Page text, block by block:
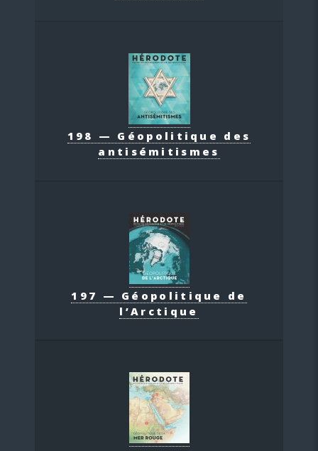
198 — Géopolitique des
antisémitismes
197 — Géopolitique de
l’Arctique